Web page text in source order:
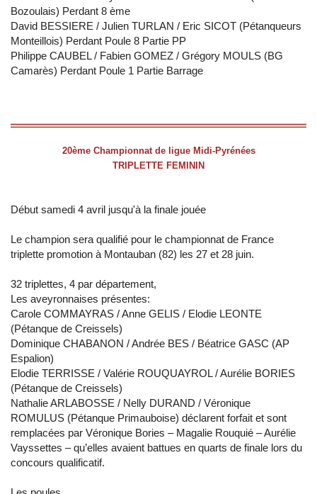
Bozoulais) Perdant 8 ème
David BESSIERE / Julien TURLAN / Eric SICOT (Pétanqueurs
Monteillois) Perdant Poule 8 Partie PP
Philippe CAUBEL / Fabien GOMEZ / Grégory MOULS (BG
Camarès) Perdant Poule 1 Partie Barrage
20ème Championnat de ligue Midi-Pyrénées
TRIPLETTE FEMININ
Début samedi 4 avril jusqu'à la finale jouée
Le champion sera qualifié pour le championnat de France
triplette promotion à Montauban (82) les 27 et 28 juin.
32 triplettes, 4 par département,
Les aveyronnaises présentes:
Carole COMMAYRAS / Anne GELIS / Elodie LEONTE
(Pétanque de Creissels)
Dominique CHABANON / Andrée BES / Béatrice GASC (AP
Espalion)
Elodie TERRISSE / Valérie ROUQUAYROL / Aurélie BORIES
(Pétanque de Creissels)
Nathalie ARLABOSSE / Nelly DURAND / Véronique
ROMULUS (Pétanque Primauboise) déclarent forfait et sont
remplacées par Véronique Bories – Magalie Rouquié – Aurélie
Vayssettes – qu’elles avaient battues en quarts de finale lors du
concours qualificatif.